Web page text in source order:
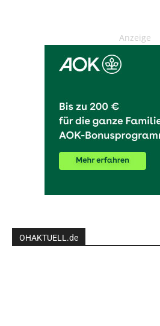
Anzeige
OHAKTUELL.de